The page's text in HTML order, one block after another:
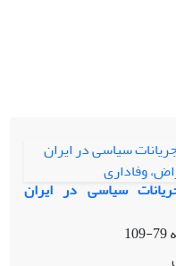
سیاسی در ایران
79-109